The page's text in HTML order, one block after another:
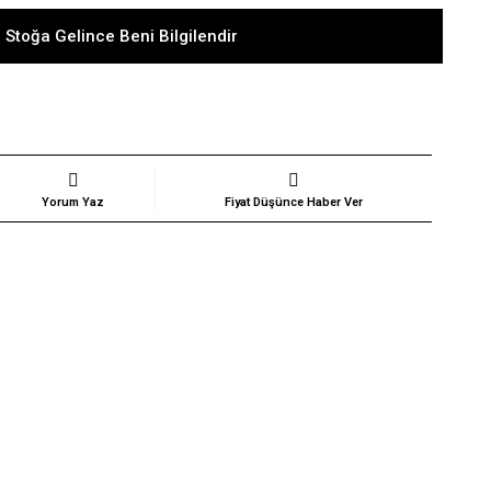
Stoğa Gelince Beni Bilgilendir
Yorum Yaz Fiyat Düşünce Haber Ver